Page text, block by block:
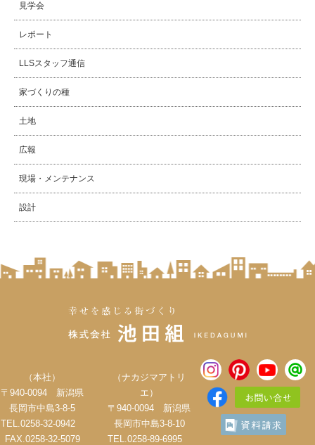
見学会
レポート
LLSスタッフ通信
家づくりの種
土地
広報
現場・メンテナンス
設計
（本社）
〒940-0094 新潟県
長岡市中島3-8-5
TEL.0258-32-0942
FAX.0258-32-5079
（ナカジマアトリ
エ）
〒940-0094 新潟県
長岡市中島3-8-10
TEL.0258-89-6995